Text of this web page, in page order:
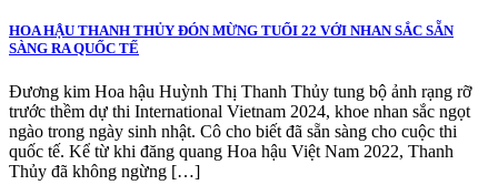
HOA HẬU THANH THỦY ĐÓN MỪNG TUỔI 22 VỚI NHAN SẮC SẴN
SÀNG RA QUỐC TẾ
Đương kim Hoa hậu Huỳnh Thị Thanh Thủy tung bộ ảnh rạng rỡ
trước thềm dự thi International Vietnam 2024, khoe nhan sắc ngọt
ngào trong ngày sinh nhật. Cô cho biết đã sẵn sàng cho cuộc thi
quốc tế. Kể từ khi đăng quang Hoa hậu Việt Nam 2022, Thanh
Thủy đã không ngừng […]